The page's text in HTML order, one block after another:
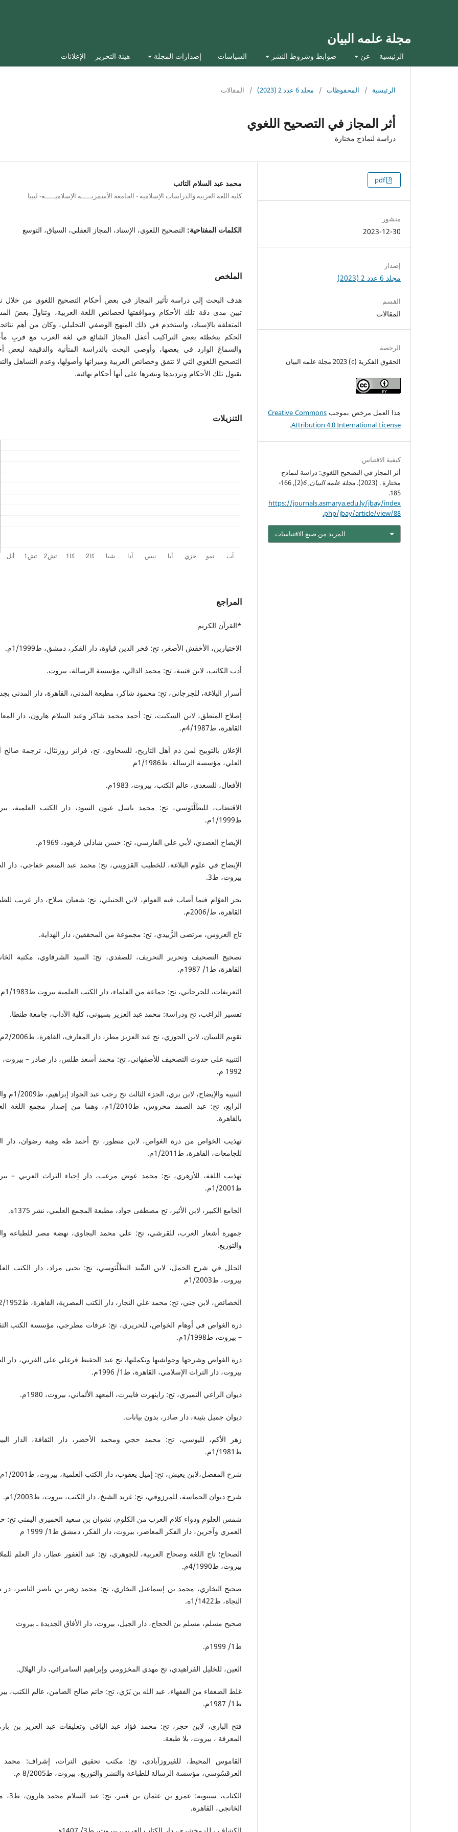
مجلة علمه البيان
الرئيسية عن ضوابط وشروط النشر السياسات إصدارات المجلة هيئة التحرير الإعلانات
الرئيسية / المحفوظات / مجلد 6 عدد 2 (2023) / المقالات
أثر المجاز في التصحيح اللغوي
دراسة لنماذج مختارة
محمد عبد السلام التائب
كلية اللغة العربية والدراسات الإسلامية - الجامعة الأسمريـــــة الإسلاميـــــة- ليبيا
الكلمات المفتاحية: التصحيح اللغوي، الإسناد، المجاز العقلي، السياق، التوسع
الملخص
هدف البحث إلى دراسة تأثير المجاز في بعض أحكام التصحيح اللغوي من خلال
تبين مدى دقة تلك الأحكام وموافقتها لخصائص اللغة العربية، وتناولَ بعضَ
المتعلقة بالإسناد، واستخدم في ذلك المنهج الوصفي التحليلي، وكان من أهم
الحكم بتخطئة بعض التراكيب أغفل المجازَ الشائع في لغة العرب مع قربِ
والسماعَ الوارد في بعضها، وأوصى البحث بالدراسة المتأنية والدقيقة لبعض
التصحيح اللغوي التي لا تتفق وخصائص العربية وميزاتها وأصولها، وعدم التساهل
بقبول تلك الأحكام وترديدها ونشرها على أنها أحكام نهائية.
التنزيلات
المراجع
*القرآن الكريم
الاختيارين، الأخفش الأصغر، تح: فخر الدين قباوة، دار الفكر، دمشق، ط1/1999م.
أدب الكاتب، لابن قتيبة، تح: محمد الدالي، مؤسسة الرسالة، بيروت.
أسرار البلاغة، للجرجاني، تح: محمود شاكر، مطبعة المدني، القاهرة، دار المدني
إصلاح المنطق، لابن السكيت، تح: أحمد محمد شاكر وعبد السلام هارون، دار
القاهرة، ط4/1987م.
الإعلان بالتوبيخ لمن ذم أهل التاريخ، للسخاوي، تح، فرانز روزنثال، ترجمة صالح
العلي، مؤسسة الرسالة، ط1/1986م
الأفعال، للسعدي، عالم الكتب، بيروت، 1983م.
الاقتضاب، للبطَلْيَوسي، تح: محمد باسل عيون السود، دار الكتب العلمية،
ط1/1999م.
الإيضاح العضدي، لأبي علي الفارسي، تح: حسن شاذلي فرهود، 1969م.
الإيضاح في علوم البلاغة، للخطيب القزويني، تح: محمد عبد المنعم خفاجي، دار
بيروت، ط3.
بحر العوّام فيما أصاب فيه العوام، لابن الحنبلي، تح: شعبان صلاح، دار غريب
القاهرة، ط/2006م.
تاج العروس، مرتضى الزَّبيدي، تح: مجموعة من المحققين، دار الهداية.
تصحيح التصحيف وتحرير التحريف، للصفدي، تح: السيد الشرقاوي، مكتبة
القاهرة، ط1/ 1987م.
التعريفات، للجرجاني، تح: جماعة من العلماء، دار الكتب العلمية بيروت ط1/1983م.
تفسير الراغب، تح ودراسة: محمد عبد العزيز بسيوني، كلية الآداب، جامعة طنطا.
تقويم اللسان، لابن الجوزي، تح عبد العزيز مطر، دار المعارف، القاهرة، ط2/2006م.
1992 م.
التنبيه والإيضاح، لابن بري، الجزء
الرابع، تح: عبد الصمد محروس، ط1/2010م، وهما من إصدار مجمع
بالقاهرة.
تهذيب الخواص من درة الغواص، لابن منظور، تح أحمد طه وهبة رضوان، دار
للجامعات، القاهرة، ط1/2011م.
تهذيب اللغة، للأزهري، تح: محمد عوض مرعب، دار إحياء التراث العربي –
ط1/2001م.
الجامع الكبير، لابن الأثير، تح مصطفى جواد، مطبعة المجمع العلمي، نشر 1375ه.
جمهرة أشعار العرب، للقرشي، تح: علي محمد البجاوي، نهضة مصر للطباعة
والتوزيع.
الحلل في شرح الجمل، لابن السِّيد البطَلْيَوسي، تح: يحيى مراد، دار الكتب
بيروت، ط1/2003م
الخصائص، لابن جني، تح: محمد علي النجار، دار الكتب المصرية، القاهرة، ط2/1952م.
درة الغواص في أوهام الخواص، للحريري، تح: عرفات مطرجي، مؤسسة الكتب
– بيروت، ط1/1998م.
درة الغواص وشرحها وحواشيها وتكملتها، تح عبد الحفيظ فرغلي على القرني، دار
بيروت، دار التراث الإسلامي، القاهرة، ط1/ 1996م.
ديوان الراعي النميري، تح: راينهرت فايبرت، المعهد الألماني، بيروت، 1980م.
ديوان جميل بثينة، دار صادر، بدون بيانات.
زهر الأكم، لليوسي، تح: محمد حجي ومحمد الأخضر، دار الثقافة، الدار
ط1/1981م.
شرح المفصل،لابن يعيش، تح: إميل يعقوب، دار الكتب العلمية، بيروت، ط1/2001م.
شرح ديوان الحماسة، للمرزوقي، تح: غريد الشيخ، دار الكتب، بيروت، ط1/2003م.
شمس العلوم ودواء كلام العرب من الكلوم، نشوان بن سعيد الحميرى اليمني تح:
العمري وآخرين، دار الفكر المعاصر، بيروت، دار الفكر، دمشق ط1/ 1999 م
الصحاح؛ تاج اللغة وصحاح العربية، للجوهري، تح: عبد الغفور عطار، دار العلم
بيروت، ط4/1990م.
صحيح البخاري، محمد بن إسماعيل البخاري، تح: محمد زهير بن ناصر الناصر،
النجاة، ط1/1422ه.
صحيح مسلم، مسلم بن الحجاج، دار الجيل، بيروت، دار الأفاق الجديدة ـ بيروت
ط1/ 1999م.
العين، للخليل الفراهيدي، تح مهدي المخزومي وإبراهيم السامرائي، دار الهلال.
غلط الضعفاء من الفقهاء، عبد الله بن بَرّي، تح: حاتم صالح الضامن، عالم الكتب،
ط1/ 1987م.
فتح الباري، لابن حجر، تح: محمد فؤاد عبد الباقي وتعليقات عبد العزيز بن
المعرفة ، بيروت، بلا طبعة.
القاموس المحيط، للفيروزآبادى، تح: مكتب تحقيق التراث، إشراف: محمد
العرقسُوسي، مؤسسة الرسالة للطباعة والنشر والتوزيع، بيروت، ط8/2005 م.
الكتاب، سيبويه: عمرو بن
الخانجي، القاهرة.
الكشاف ، للزمخشري، دار الكتاب العربي، بيروت، ط3/ 1407هـ.
التنزيلات
pdf
منشور
2023-12-30
إصدار
مجلد 6 عدد 2 (2023)
القسم
المقالات
الرخصة
الحقوق الفكرية (c) 2023 مجلة علمه البيان
هذا العمل مرخص بموجب Creative Commons
Attribution 4.0 International License
.
كيفية الاقتباس
أثر المجاز في التصحيح اللغوي: دراسة لنماذج
مختارة . (2023).
مجلة علمه البيان,
6
(2), 166-
185.
https://journals.asmarya.edu.ly/jbay/index
.php/jbay/article/view/88
المزيد من صيغ الاقتباسات